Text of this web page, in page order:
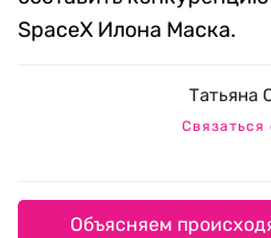
SpaceX Илона Маска.
Татьяна
Связаться
Объясняем